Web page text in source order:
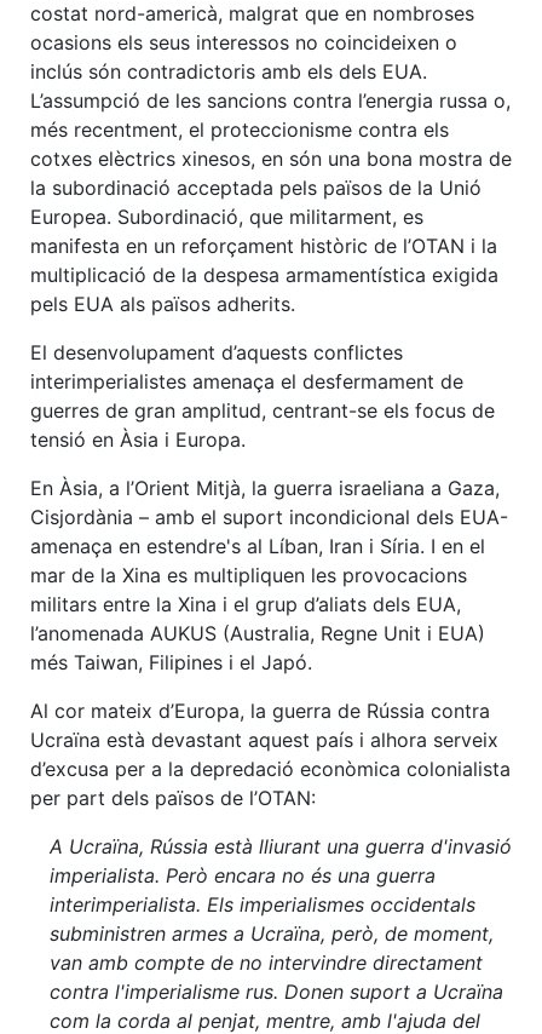
costat nord-americà, malgrat que en nombroses
ocasions els seus interessos no coincideixen o
inclús són contradictoris amb els dels EUA.
L’assumpció de les sancions contra l’energia russa o,
més recentment, el proteccionisme contra els
cotxes elèctrics xinesos, en són una bona mostra de
la subordinació acceptada pels països de la Unió
Europea. Subordinació, que militarment, es
manifesta en un reforçament històric de l’OTAN i la
multiplicació de la despesa armamentística exigida
pels EUA als països adherits.
El desenvolupament d’aquests conflictes
interimperialistes amenaça el desfermament de
guerres de gran amplitud, centrant-se els focus de
tensió en Àsia i Europa.
En Àsia, a l’Orient Mitjà, la guerra israeliana a Gaza,
Cisjordània – amb el suport incondicional dels EUA-
amenaça en estendre's al Líban, Iran i Síria. I en el
mar de la Xina es multipliquen les provocacions
militars entre la Xina i el grup d’aliats dels EUA,
l’anomenada AUKUS (Australia, Regne Unit i EUA)
més Taiwan, Filipines i el Japó.
Al cor mateix d’Europa, la guerra de Rússia contra
Ucraïna està devastant aquest país i alhora serveix
d’excusa per a la depredació econòmica colonialista
per part dels països de l’OTAN:
A Ucraïna, Rússia està lliurant una guerra d'invasió
imperialista. Però encara no és una guerra
interimperialista. Els imperialismes occidentals
subministren armes a Ucraïna, però, de moment,
van amb compte de no intervindre directament
contra l'imperialisme rus. Donen suport a Ucraïna
com la corda al penjat, mentre, amb l'ajuda del